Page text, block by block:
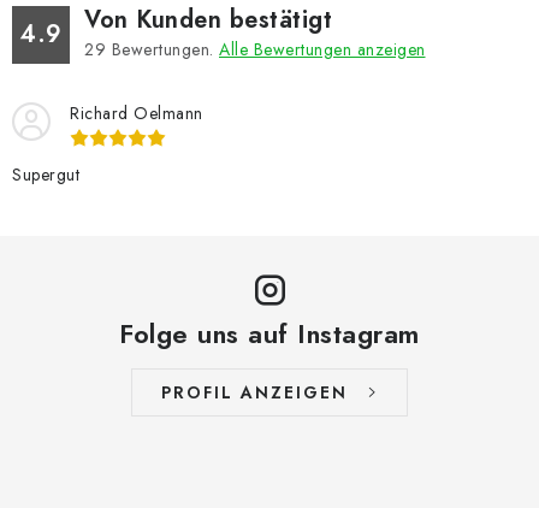
4.9 Von Kunden bestätigt
29 Bewertungen. Alle Bewertungen anzeigen
Richard Oelmann
Supergut
Folge uns auf Instagram
PROFIL ANZEIGEN